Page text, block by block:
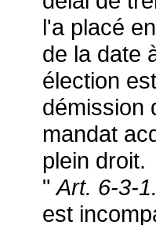
l'a placé
de la date
élection
démission
mandat
plein droit.
"Art. 6-3-
est